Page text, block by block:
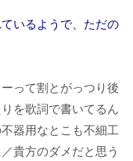
いるようで、ただの
って割とがっつり後
を歌詞で書いてるん
器用なとこも不細工
貴方のダメだと思う